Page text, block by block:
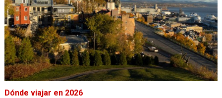
Dónde viajar en 2026